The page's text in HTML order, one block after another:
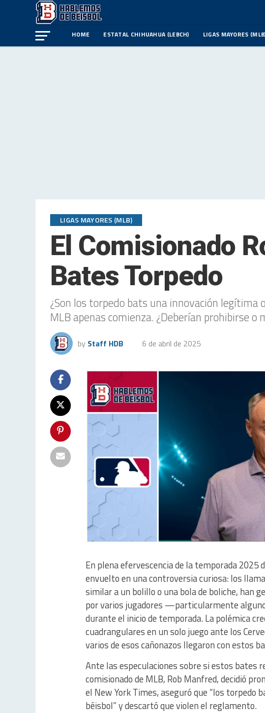
HOME ESTATAL CHIHUAHUA (LEBCH) LIGAS MAYORES
LIGAS MAYORES (MLB)
El Comisionado
Bates Torpedo
¿Son los torpedo bats una innovación legítima
MLB apenas comienza. ¿Deberían prohibirse
by Staff HDB 6 de abril de 2025
En plena efervescencia de la temporada 2025
envuelto en una controversia curiosa: los
similar a un bolillo o una bola de boliche, han
por varios jugadores —particularmente
durante el inicio de temporada. La polémica
cuadrangulares en un solo juego ante los
varios de esos cañonazos llegaron con estos
Ante las especulaciones sobre si estos bates
comisionado de MLB, Rob Manfred, decidió
el New York Times, aseguró que “los torpedo
béisbol” y descartó que violen el reglamento.